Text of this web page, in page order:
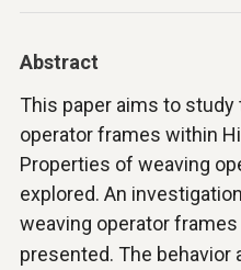
Abstract
This paper aims to
operator frames within
Properties of weaving
explored. An
weaving operator
presented. The